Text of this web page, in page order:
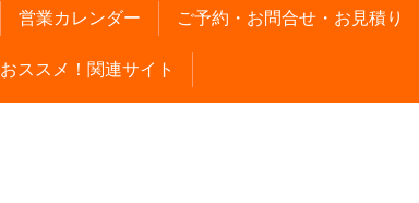
営業カレンダー ご予約・お問合せ・お見積り
おススメ！関連サイト